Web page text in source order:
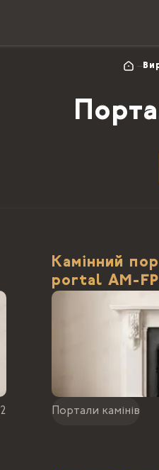
2
Камінний
portal АМ-
Портали камінів